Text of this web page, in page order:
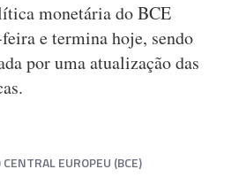
monetária do BCE
e termina hoje, sendo
por uma atualização das
CENTRAL EUROPEU (BCE)